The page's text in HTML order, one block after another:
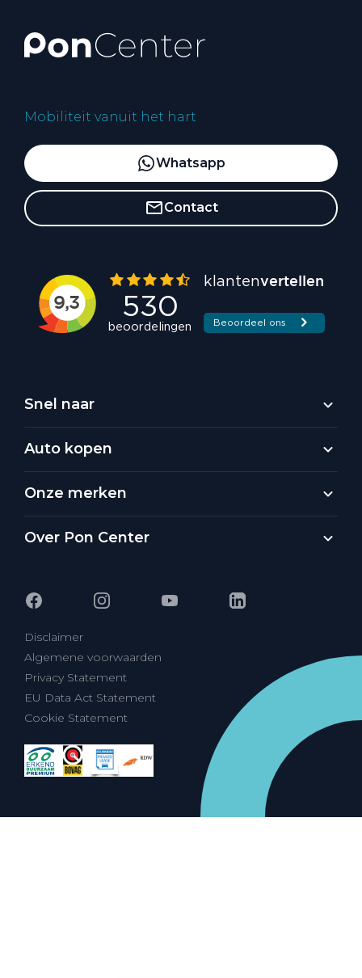
Mobiliteit vanuit het hart
Whatsapp
Contact
Snel naar
Auto kopen
Onze merken
Over Pon Center
Disclaimer
Algemene voorwaarden
Privacy Statement
EU Data Act Statement
Cookie Statement